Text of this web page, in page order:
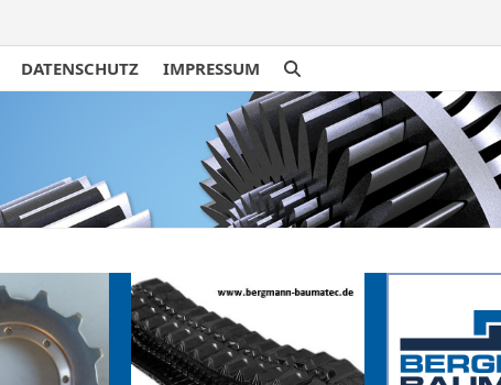
DATENSCHUTZ IMPRESSUM